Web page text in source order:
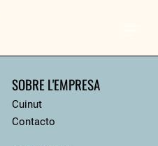
SOBRE L'EMPRESA
Cuinut
Contacto